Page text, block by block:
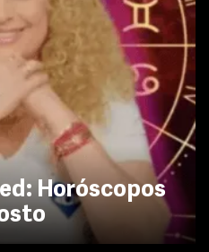
Horóscopos